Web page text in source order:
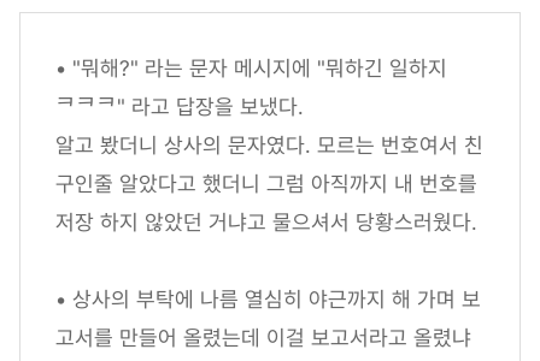
• "뭐해?" 라는 문자 메시지에 "뭐하긴 일하지
ᄏᄏᄏ" 라고 답장을 보냈다.
알고 봤더니 상사의 문자였다. 모르는 번호여서 친
구인줄 알았다고 했더니 그럼 아직까지 내 번호를
저장 하지 않았던 거냐고 물으셔서 당황스러웠다.
• 상사의 부탁에 나름 열심히 야근까지 해 가며 보
고서를 만들어 올렸는데 이걸 보고서라고 올렸냐